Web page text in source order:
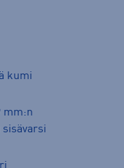
kumi
mm:n